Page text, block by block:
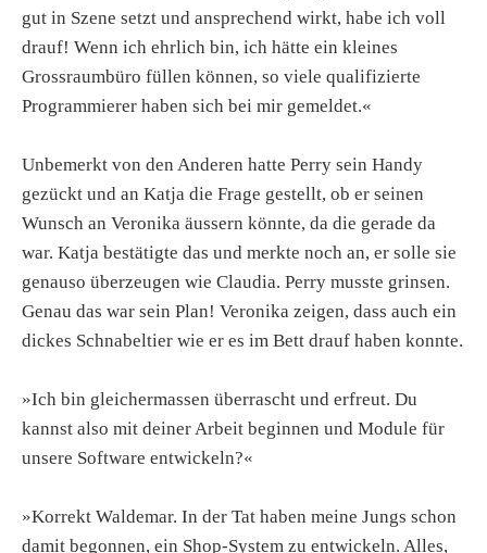
gut in Szene setzt und ansprechend wirkt, habe ich voll
drauf! Wenn ich ehrlich bin, ich hätte ein kleines
Grossraumbüro füllen können, so viele qualifizierte
Programmierer haben sich bei mir gemeldet.«
Unbemerkt von den Anderen hatte Perry sein Handy
gezückt und an Katja die Frage gestellt, ob er seinen
Wunsch an Veronika äussern könnte, da die gerade da
war. Katja bestätigte das und merkte noch an, er solle sie
genauso überzeugen wie Claudia. Perry musste grinsen.
Genau das war sein Plan! Veronika zeigen, dass auch ein
dickes Schnabeltier wie er es im Bett drauf haben konnte.
»Ich bin gleichermassen überrascht und erfreut. Du
kannst also mit deiner Arbeit beginnen und Module für
unsere Software entwickeln?«
»Korrekt Waldemar. In der Tat haben meine Jungs schon
damit begonnen, ein Shop-System zu entwickeln. Alles,